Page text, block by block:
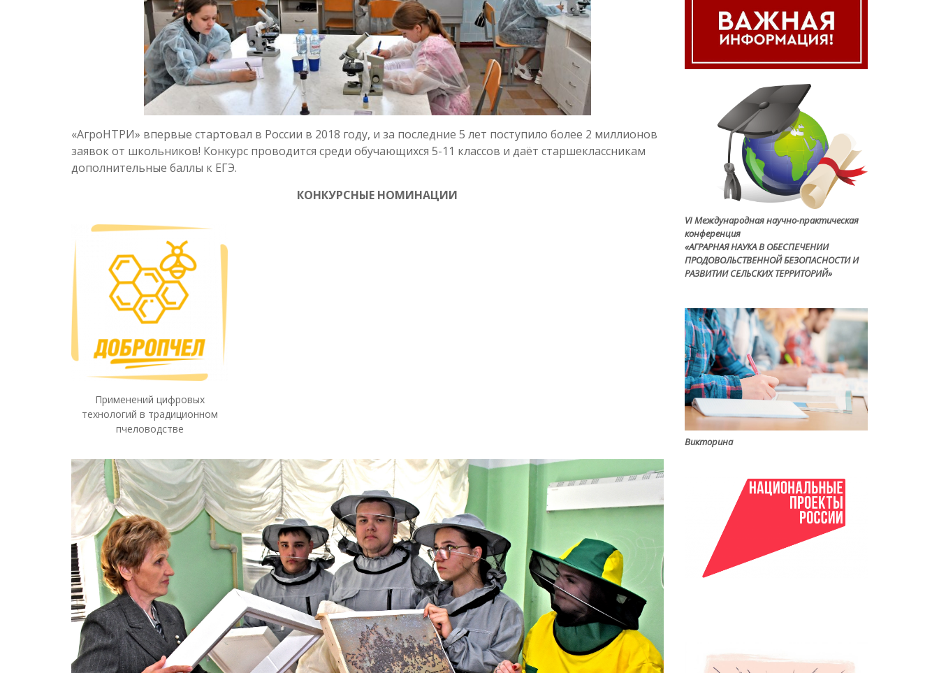
«АгроНТРИ» впервые стартовал в России в 2018 году, и за последние 5 лет поступило более 2 миллионов
заявок от школьников! Конкурс проводится среди обучающихся 5-11 классов и даёт старшеклассникам
дополнительные баллы к ЕГЭ.
КОНКУРСНЫЕ НОМИНАЦИИ
Применений цифровых
технологий в традиционном
пчеловодстве
VI Международная научно-практическая
конференция
«АГРАРНАЯ НАУКА В ОБЕСПЕЧЕНИИ
ПРОДОВОЛЬСТВЕННОЙ БЕЗОПАСНОСТИ И
РАЗВИТИИ СЕЛЬСКИХ ТЕРРИТОРИЙ»
Викторина